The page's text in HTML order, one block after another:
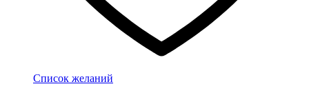
Список желаний